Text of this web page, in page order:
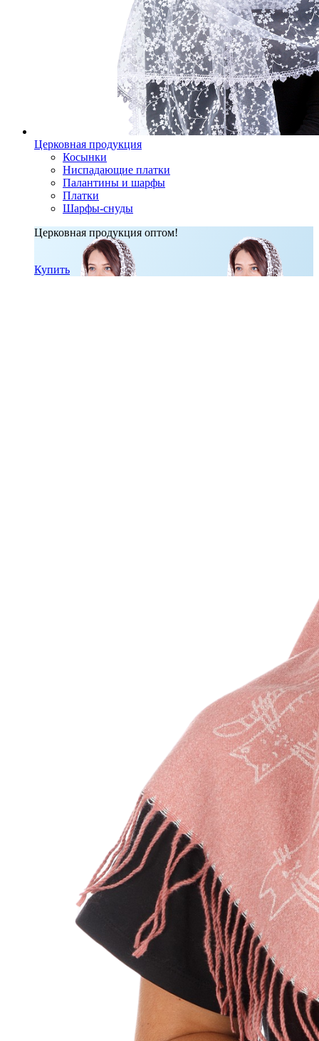
Церковная продукция
Косынки
Ниспадающие платки
Палантины и шарфы
Платки
Шарфы-снуды
Церковная продукция оптом!
Купить